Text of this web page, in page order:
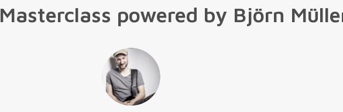
powered by Björn